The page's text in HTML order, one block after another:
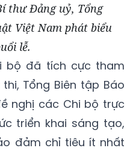
thư Đảng uỷ, Tổng
Việt Nam phát biểu
lễ.
bộ đã tích cực tham
Tổng Biên tập Báo
nghị các Chi bộ trực
triển khai sáng tạo,
đảm chỉ tiêu ít nhất